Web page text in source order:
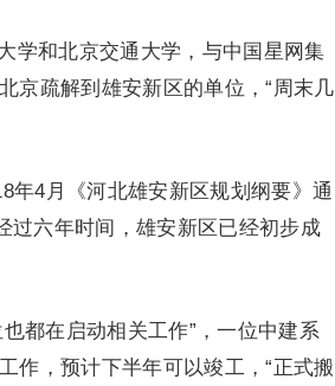
学和北京交通大学，与中国星网集
京疏解到雄安新区的单位，“周末几
年4月《河北雄安新区规划纲要》通
过六年时间，雄安新区已经初步成
都在启动相关工作”，一位中建系
作，预计下半年可以竣工，“正式搬